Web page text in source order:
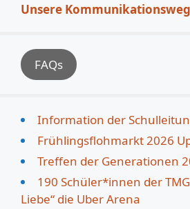
Unsere
FAQs
Information der
Frühlingsflohmarkt 2026
Treffen der Generationen
190 Schüler*innen der
Liebe“ die Uber Arena